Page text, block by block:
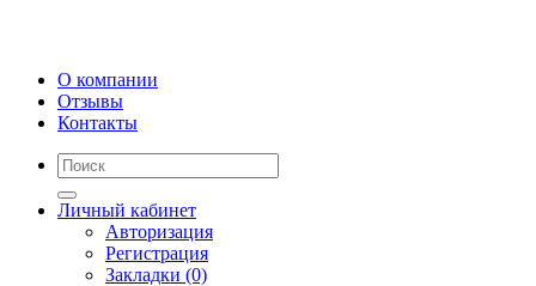
О компании
Отзывы
Контакты
Личный кабинет
Авторизация
Регистрация
Закладки (0)